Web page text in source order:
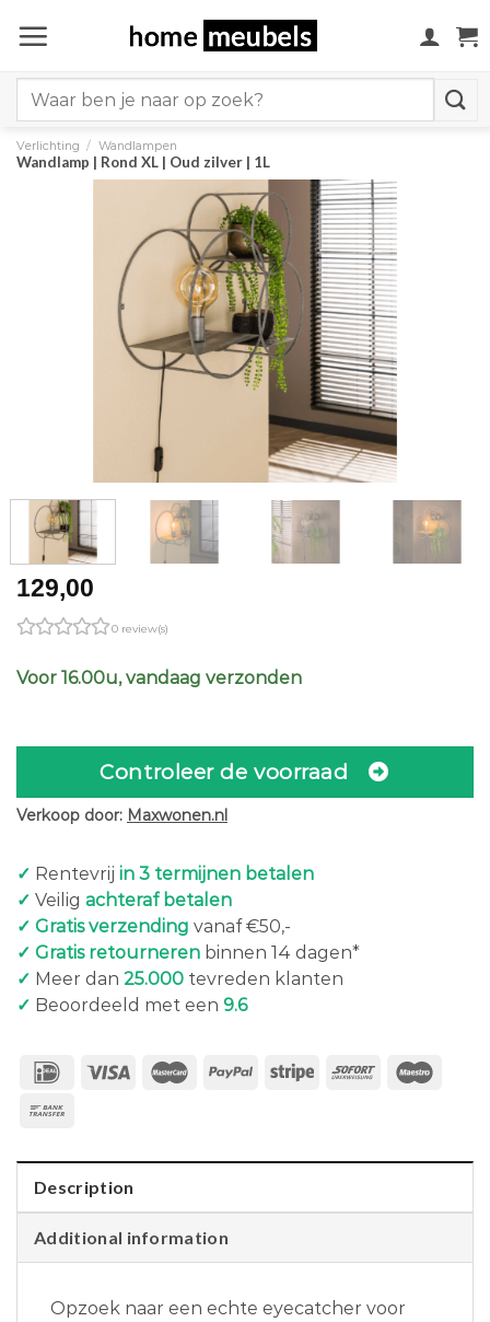
naar
for:
Verlichting / Wandlampen
Wandlamp | Rond XL | Oud zilver | 1L
129,00
0 review(s)
Voor 16.00u, vandaag verzonden
Controleer de voorraad
Verkoop door: Maxwonen.nl
✓ Rentevrij in 3 termijnen betalen
✓ Veilig achteraf betalen
✓ Gratis verzending vanaf €50,-
✓ Gratis retourneren binnen 14 dagen*
✓ Meer dan 25.000 tevreden klanten
✓ Beoordeeld met een 9.6
Description
Additional information
Opzoek naar een echte eyecatcher voor